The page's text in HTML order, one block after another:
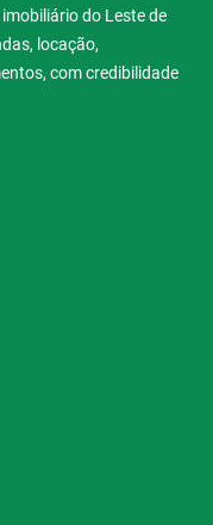
do Leste de
locação,
com credibilidade